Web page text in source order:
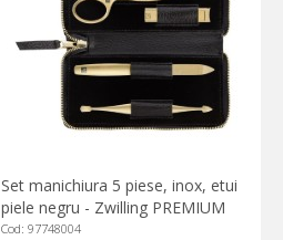
Set manichiura 5 piese, inox, etui
piele negru - Zwilling PREMIUM
Cod: 97748004